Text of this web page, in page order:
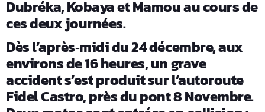
Dubréka, Kobaya et Mamou au cours de
ces deux journées.
Dès l’après‑midi du 24 décembre, aux
environs de 16 heures, un grave
accident s’est produit sur l’autoroute
Fidel Castro, près du pont 8 Novembre.